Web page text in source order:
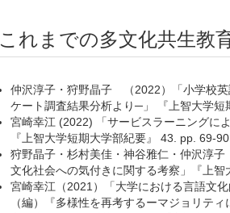
これまでの多文化共生教
仲沢淳子・狩野晶子 （2022）「小学校
ケート調査結果分析より─」 『上智大学短
宮崎幸江 (2022) 「サービスラーニングに
『上智大学短期大学部紀要』 43. pp. 69-90.
狩野晶子・杉村美佳・神谷雅仁・仲沢淳
文化社会への気付きに関する考察」『上
宮崎幸江（2021）「大学における言語文
（編）『多様性を再考するーマジョリテ